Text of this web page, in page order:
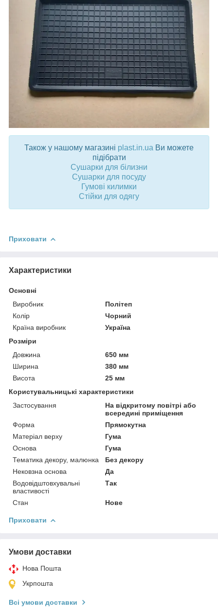
Також у нашому магазині plast.in.ua Ви можете
підібрати
Сушарки для білизни
Сушарки для посуду
Гумові килимки
Стійки для одягу
Приховати
Характеристики
Основні
Виробник
Політеп
Колір
Чорний
Країна виробник
Україна
Розміри
Довжина
650 мм
Ширина
380 мм
Висота
25 мм
Користувальницькі характеристики
Застосування
На відкритому повітрі або
всередині приміщення
Форма
Прямокутна
Матеріал верху
Гума
Основа
Гума
Тематика декору, малюнка
Без декору
Нековзна основа
Да
Водовідштовхувальні
властивості
Так
Стан Нове
Приховати
Умови доставки
Нова Пошта
Укрпошта
Всі умови доставки